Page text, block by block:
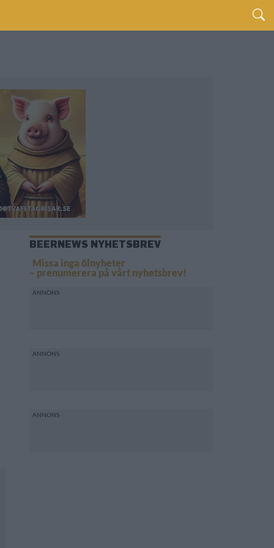
BEERNEWS NYHETSBREV
Missa inga ölnyheter
– prenumerera på vårt nyhetsbrev!